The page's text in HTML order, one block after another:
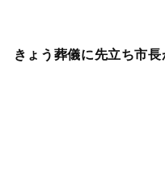
きょう葬儀に先立ち市長